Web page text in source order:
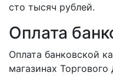
сто тысяч рублей.
Оплата
Оплата банковской
магазинах